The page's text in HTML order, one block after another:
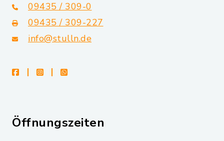
09435 / 309-0
09435 / 309-227
info@stulln.de
facebookinstagramwhatsapp
Öffnungszeiten